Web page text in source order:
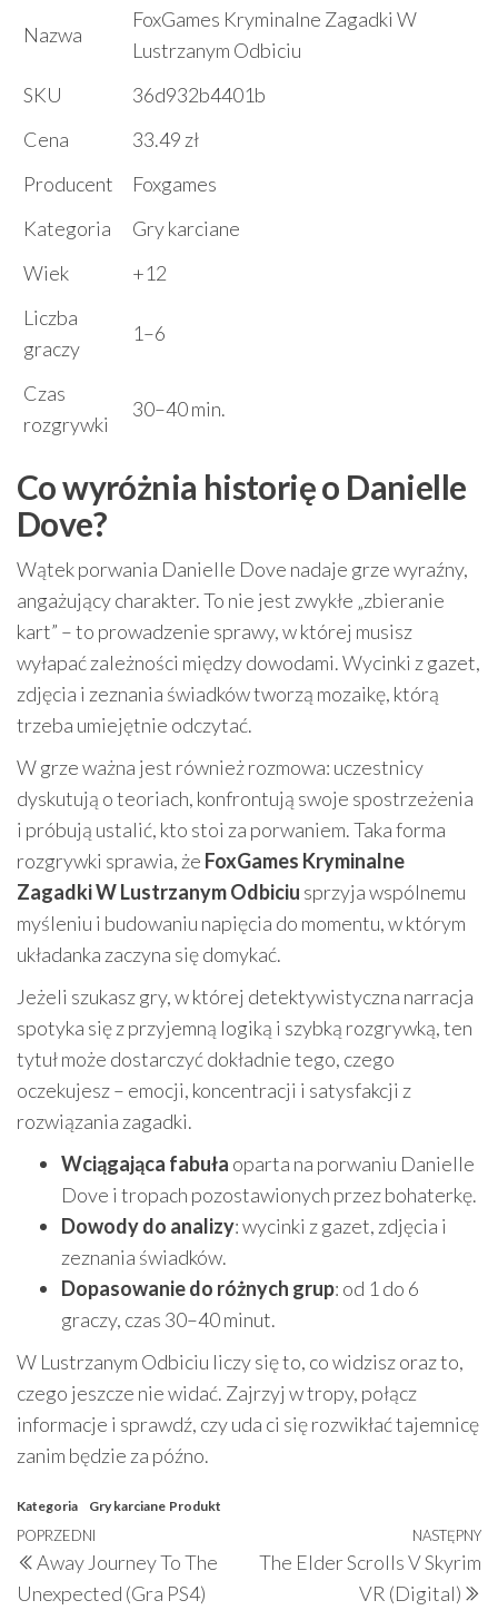
Nazwa
FoxGames Kryminalne Zagadki W
Lustrzanym Odbiciu
SKU
36d932b4401b
Cena
33.49 zł
Producent
Foxgames
Kategoria
Gry karciane
Wiek
+12
Liczba
graczy
1–6
Czas
rozgrywki
30–40 min.
Co wyróżnia historię o Danielle
Dove?
Wątek porwania Danielle Dove nadaje grze wyraźny,
angażujący charakter. To nie jest zwykłe „zbieranie
kart” – to prowadzenie sprawy, w której musisz
wyłapać zależności między dowodami. Wycinki z gazet,
zdjęcia i zeznania świadków tworzą mozaikę, którą
trzeba umiejętnie odczytać.
W grze ważna jest również rozmowa: uczestnicy
dyskutują o teoriach, konfrontują swoje spostrzeżenia
i próbują ustalić, kto stoi za porwaniem. Taka forma
rozgrywki sprawia, że FoxGames Kryminalne
Zagadki W Lustrzanym Odbiciu sprzyja wspólnemu
myśleniu i budowaniu napięcia do momentu, w którym
układanka zaczyna się domykać.
Jeżeli szukasz gry, w której detektywistyczna narracja
spotyka się z przyjemną logiką i szybką rozgrywką, ten
tytuł może dostarczyć dokładnie tego, czego
oczekujesz – emocji, koncentracji i satysfakcji z
rozwiązania zagadki.
Wciągająca fabuła oparta na porwaniu Danielle
Dove i tropach pozostawionych przez bohaterkę.
Dowody do analizy: wycinki z gazet, zdjęcia i
zeznania świadków.
Dopasowanie do różnych grup: od 1 do 6
graczy, czas 30–40 minut.
W Lustrzanym Odbiciu liczy się to, co widzisz oraz to,
czego jeszcze nie widać. Zajrzyj w tropy, połącz
informacje i sprawdź, czy uda ci się rozwikłać tajemnicę
zanim będzie za późno.
Kategoria Gry karciane Produkt
Nawigacja
wpisu
Poprzedni
wpis
POPRZEDNI
Away Journey To The
Unexpected (Gra PS4)
NASTĘPNY
The Elder Scrolls V Skyrim
VR (Digital)